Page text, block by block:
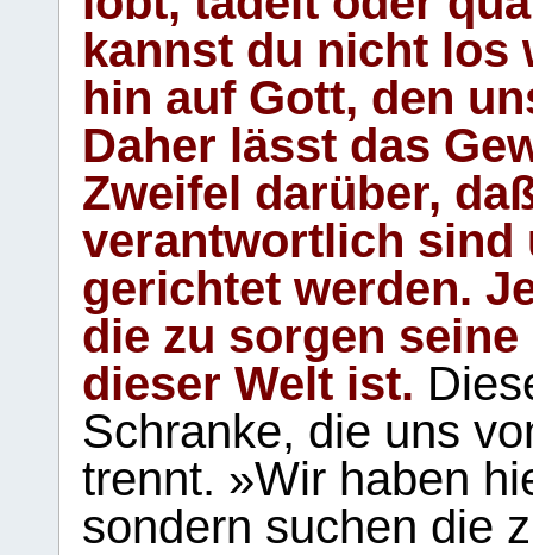
kannst du nicht los
hin auf Gott, den
Daher lässt das
Zweifel darüber,
verantwortlich sind
gerichtet werden.
die zu sorgen
dieser Welt ist.
Schranke, die uns
trennt. »Wir haben
sondern suchen die